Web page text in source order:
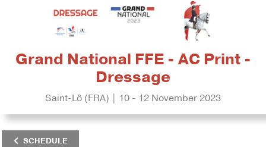
Grand National FFE - AC Print -
Dressage
Saint-Lô (FRA) | 10 - 12 November 2023
SCHEDULE